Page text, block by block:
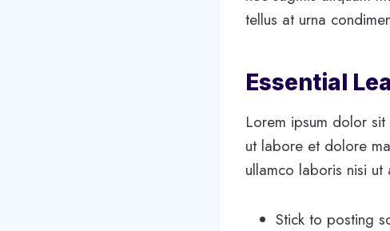
tellus at urna
Essential
Lorem ipsum dolor
ut labore et dolore
ullamco laboris nisi
Stick to posting